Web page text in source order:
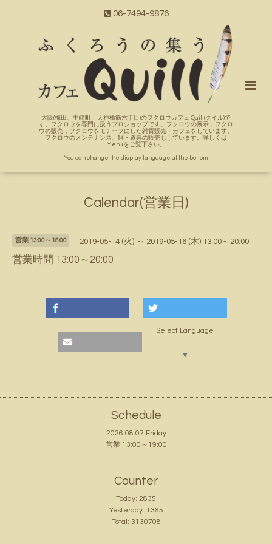
06-7494-9876
大阪(梅田、中崎町、天神橋筋六丁目)のフクロウカフェ Quill(クイル)で
す。フクロウを専門に扱うプロショップです。フクロウの展示，フクロ
ウの販売，フクロウをモチーフにした雑貨販売・カフェをしています。
フクロウのメンテナンス、餌・道具の販売もしています。詳しくは
Menuをご覧下さい。
You can change the display language at the bottom.
Calendar(営業日)
営業 13:00～18:00 2019-05-14 (火) ～ 2019-05-16 (木) 13:00～20:00
営業時間 13:00～20:00
Select Language
▼
Schedule
2026.08.07 Friday
営業 13:00～19:00
Counter
Today: 2835
Yesterday: 1365
Total: 3130708